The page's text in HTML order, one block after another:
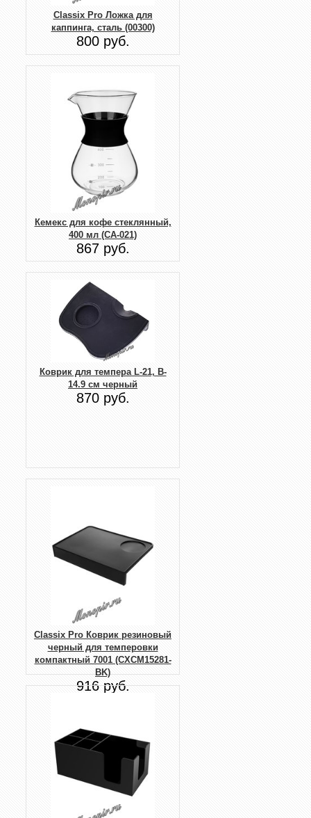
Classix Pro Ложка для
каппинга, сталь (00300)
800 руб.
Кемекс для кофе стеклянный,
400 мл (CA-021)
867 руб.
Коврик для темпера L-21, B-
14.9 см черный
870 руб.
Classix Pro Коврик резиновый
черный для темперовки
компактный 7001 (CXCM15281-
BK)
916 руб.